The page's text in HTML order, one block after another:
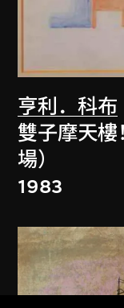
亨利．科布
雙子摩天
場）
1983